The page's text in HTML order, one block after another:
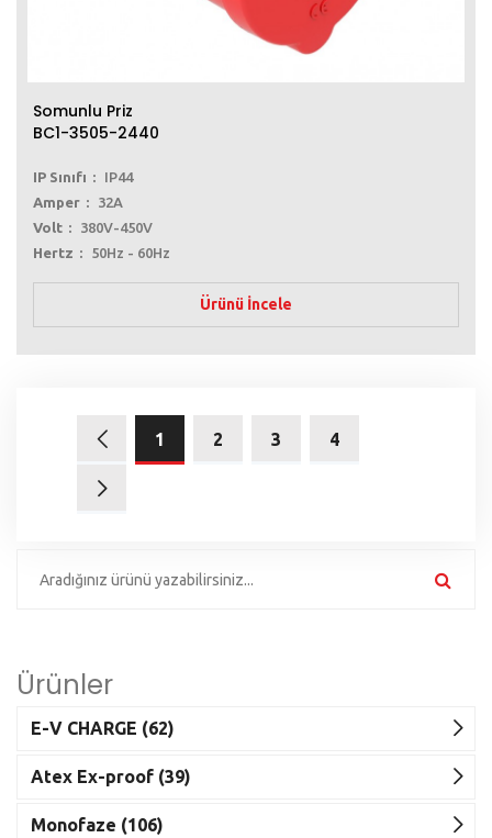
Somunlu Priz
BC1-3505-2440
IP Sınıfı
IP44
Amper
32A
Volt
380V-450V
Hertz
50Hz - 60Hz
Ürünü İncele
1 2 3 4
Ürünler
E-V CHARGE (62)
Atex Ex-proof (39)
Monofaze (106)